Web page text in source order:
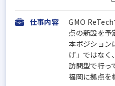
仕事内容
GMO
点の新設を予
本ポジション
げ」ではなく
訪問型で行っ
福岡に拠点を